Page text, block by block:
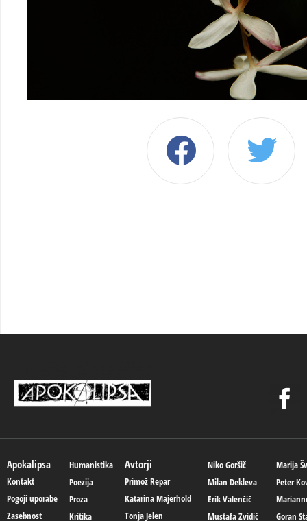
odrešen vnaprejšnje
določenosti in
odreja usodo vsakega
Apokalipsa
Kontakt
Pogoji uporabe
Zasebnost
Humanistika
Poezija
Proza
Kritika
Avtorji
Primož Repar
Katarina Majerhold
Tonja Jelen
Niko Goršič
Milan Dekleva
Erik Valenčič
Mustafa Zvidić
Marija
Peter
Goran